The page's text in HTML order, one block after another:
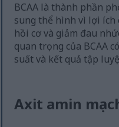
BCAA là thành phần
sung thể hình vì lợi ích
hồi cơ và giảm đau
quan trọng của BCAA
suất và kết quả tập
Axit amin